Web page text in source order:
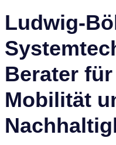
Ludwig-
Berater
Mobilität